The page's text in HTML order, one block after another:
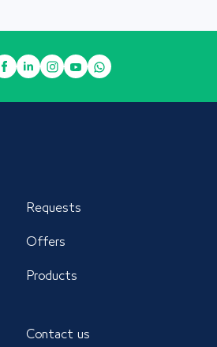
Requests
Offers
Products
Contact us